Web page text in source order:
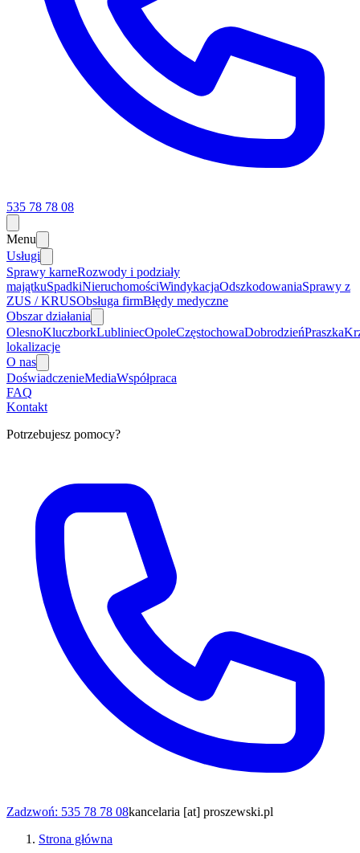
535 78 78 08
Menu
Usługi
Sprawy karneRozwody i podziały
majątkuSpadkiNieruchomościWindykacjaOdszkodowaniaSprawy z
ZUS / KRUSObsługa firmBłędy medyczne
Obszar działania
OlesnoKluczborkLubliniecOpoleCzęstochowaDobrodzieńPraszka
lokalizacje
O nas
DoświadczenieMediaWspółpraca
FAQ
Kontakt
Potrzebujesz pomocy?
Zadzwoń: 535 78 78 08kancelaria [at] proszewski.pl
Strona główna